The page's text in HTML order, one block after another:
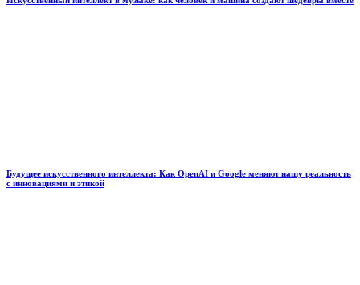
Будущее искусственного интеллекта: Как OpenAI и Google меняют нашу реальность
с инновациями и этикой